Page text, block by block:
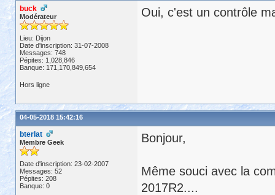
buck
Modérateur
Lieu: Dijon
Date d'inscription: 31-07-2008
Messages: 748
Pépites: 1,028,846
Banque: 171,170,849,654
Oui, c'est un contrôle
Hors ligne
04-05-2018 15:42:16
bterlat
Membre Geek
Date d'inscription: 23-02-2007
Messages: 52
Pépites: 208
Banque: 0
Bonjour,
Même souci avec la
2017R2....